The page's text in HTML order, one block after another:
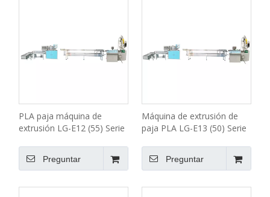
PLA paja máquina de
extrusión LG-E12 (55) Serie
Preguntar
Máquina de extrusión de
paja PLA LG-E13 (50) Serie
Preguntar